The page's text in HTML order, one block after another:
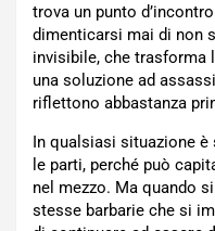
trova un punto
dimenticarsi mai di non
invisibile, che trasforma
una soluzione ad
riflettono abbastanza
In qualsiasi situazione è
le parti, perché può
nel mezzo. Ma quando
stesse barbarie che si